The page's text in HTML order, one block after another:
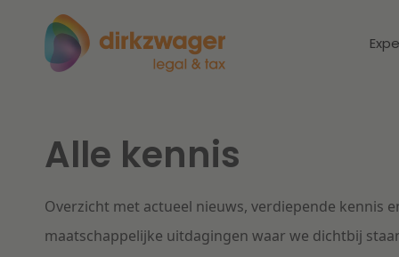
Expertises
Banking & Finance
Thema's
Dichtbij de
energietransitie
Alle kennis
Overzicht met actueel nieuws, verdiepende kennis
maatschappelijke uitdagingen waar we dichtbij